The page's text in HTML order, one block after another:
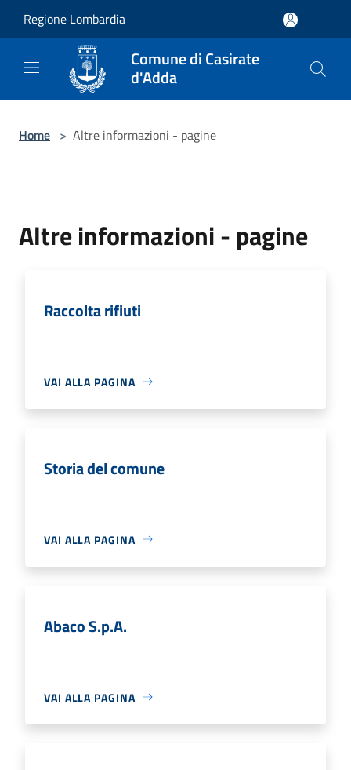
Regione Lombardia
Comune di Casirate
d'Adda
Home > Altre informazioni - pagine
Altre informazioni - pagine
Raccolta rifiuti
VAI ALLA PAGINA
Storia del comune
VAI ALLA PAGINA
Abaco S.p.A.
VAI ALLA PAGINA